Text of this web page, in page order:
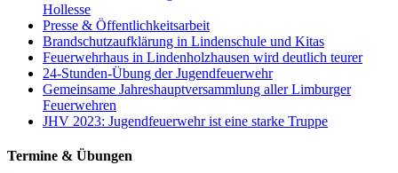
Hollesse
Presse & Öffentlichkeitsarbeit
Brandschutzaufklärung in Lindenschule und Kitas
Feuerwehrhaus in Lindenholzhausen wird deutlich teurer
24-Stunden-Übung der Jugendfeuerwehr
Gemeinsame Jahreshauptversammlung aller Limburger
Feuerwehren
JHV 2023: Jugendfeuerwehr ist eine starke Truppe
Termine & Übungen